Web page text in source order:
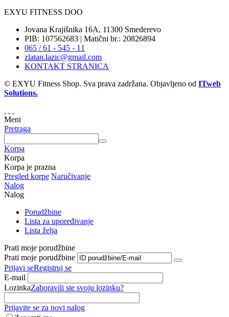
EXYU FITNESS DOO
Jovana Krajišnika 16A, 11300 Smederevo
PIB: 107562683 | Matični br.: 20826894
065 / 61 - 545 - 11
zlatan.lazic@gmail.com
KONTAKT STRANICA
© EXYU Fitness Shop. Sva prava zadržana. Objavljeno od ITweb
Solutions.
Meni
Pretraga
Korpa
Korpa
Korpa je prazna
Pregled korpe Naručivanje
Nalog
Nalog
Porudžbine
Lista za upoređivanje
Lista želja
Prati moje porudžbine
Prati moje porudžbine
Prijavi seRegistruj se
E-mail
LozinkaZaboravili ste svoju lozinku?
Prijavite se za novi nalog